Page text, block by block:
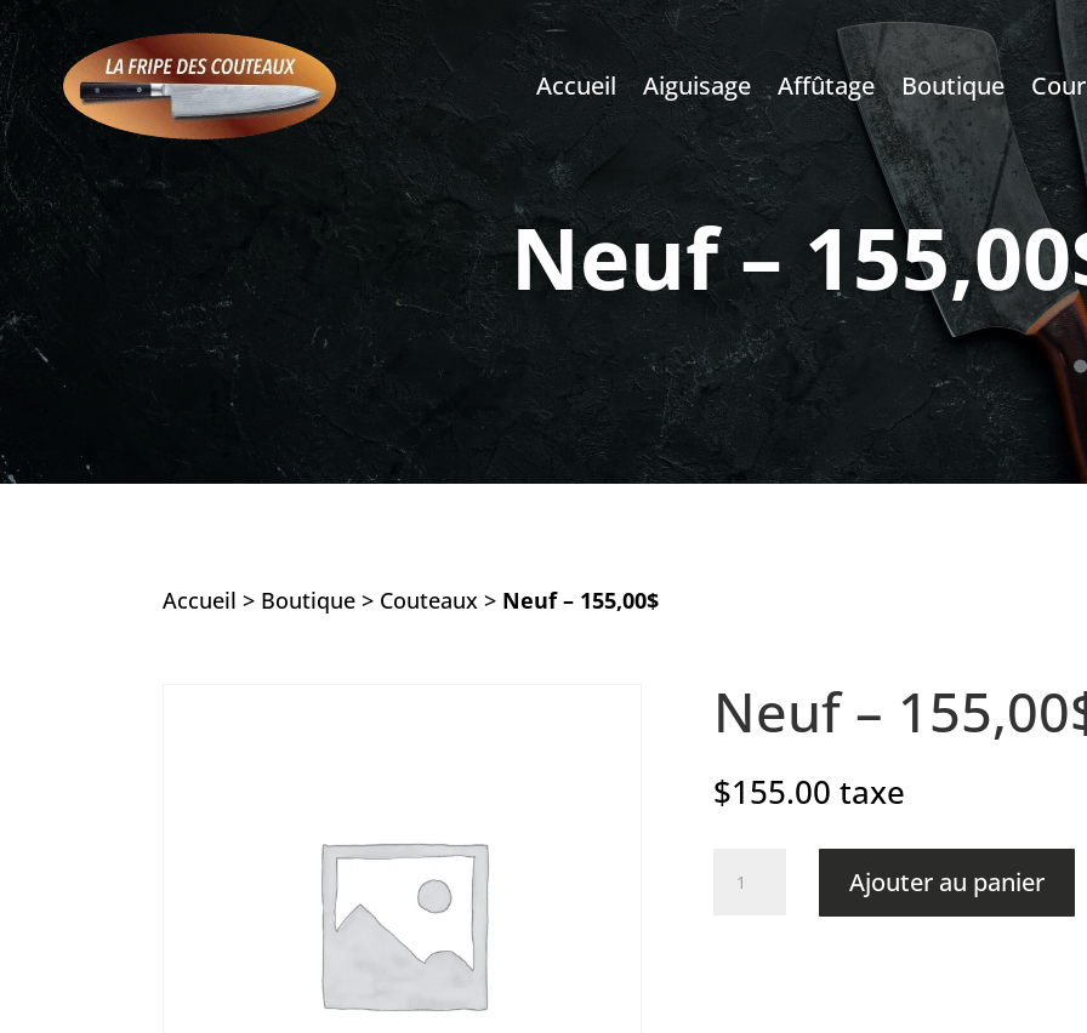
Accueil Aiguisage Affûtage Boutique
Neuf –
Accueil > Boutique > Couteaux > Neuf – 155,00$
Neuf –
$155.00 taxe
Ajouter au panier